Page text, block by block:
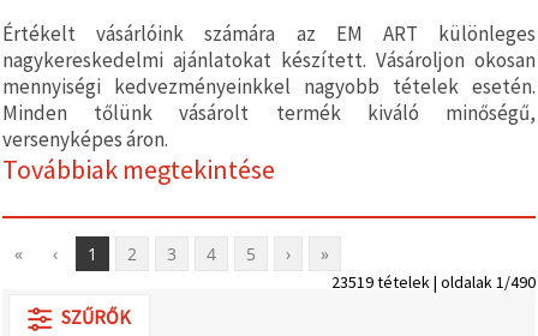
használunk
annak
érdekében,
hogy
biztosítsuk
a weboldal
megfelelő
működését,
javítsuk az
és az Ön
hozzájárulásával
forgalmat,
Értékelt vásárlóink számára az EM ART különleges
nagykereskedelmi ajánlatokat készített. Vásároljon okosan
mennyiségi kedvezményeinkkel nagyobb tételek esetén.
Minden tőlünk vásárolt termék kiváló minőségű,
versenyképes áron.
Továbbiak megtekintése
« ‹ 1 2 3 4 5 › »
23519 tételek | oldalak 1/490
SZŰRŐK